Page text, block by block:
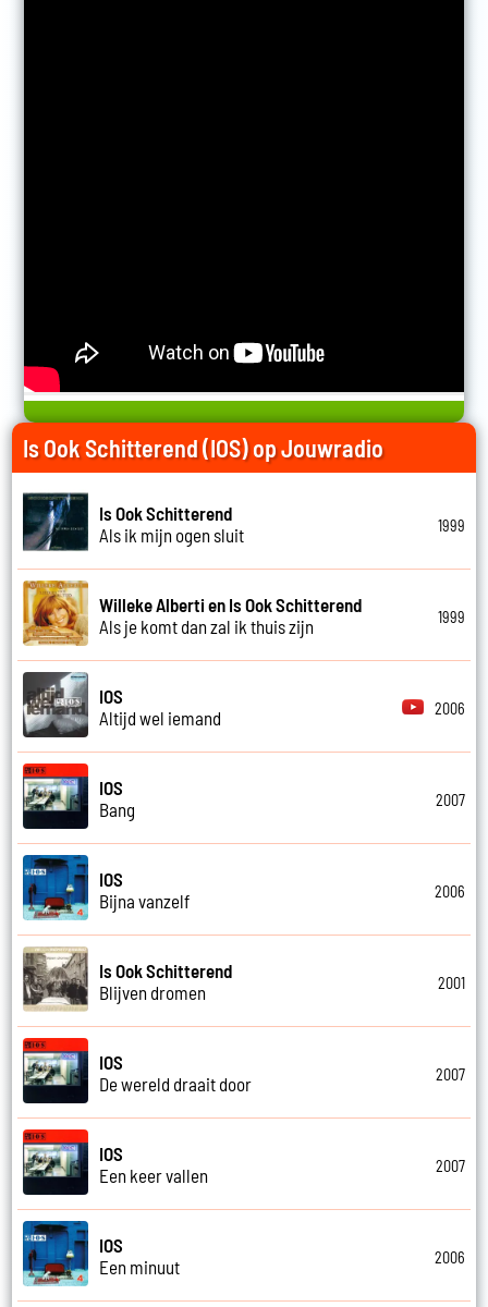
Is Ook Schitterend (IOS) op Jouwradio
Is Ook Schitterend
Als ik mijn ogen sluit
1999
Willeke Alberti en Is Ook Schitterend
Als je komt dan zal ik thuis zijn
1999
IOS
Altijd wel iemand
2006
IOS
Bang
2007
IOS
Bijna vanzelf
2006
Is Ook Schitterend
Blijven dromen
2001
IOS
De wereld draait door
2007
IOS
Een keer vallen
2007
IOS
Een minuut
2006